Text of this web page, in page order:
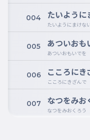
004 たいように
たいようにまけな
005 あついおも
あついおもいでを
006 こころにき
こころにきざんで
007 なつをみお
なつをみおくろう